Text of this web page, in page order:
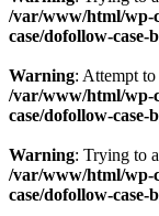
/var/www/html/wp-
case/dofollow-case-
Warning: Attempt
/var/www/html/wp-
case/dofollow-case-
Warning: Trying to
/var/www/html/wp-
case/dofollow-case-